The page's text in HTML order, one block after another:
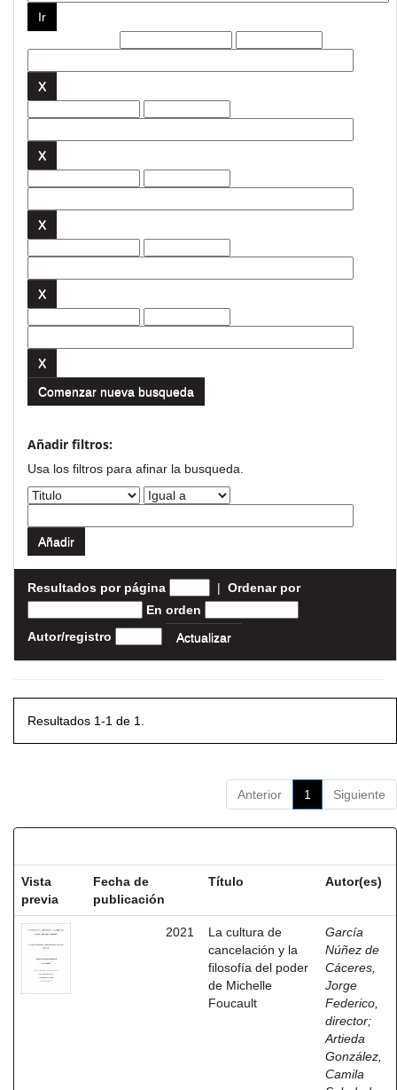
Comenzar nueva busqueda
Añadir filtros:
Usa los filtros para afinar la busqueda.
Resultados por página | Ordenar por
En orden
Autor/registro
Resultados 1-1 de 1.
Anterior 1 Siguiente
Vista
previa
Fecha de
publicación
Título Autor(es)
2021
La cultura de
cancelación y la
filosofía del poder
de Michelle
Foucault
García
Núñez de
Cáceres,
Jorge
Federico,
director;
Artieda
González,
Camila